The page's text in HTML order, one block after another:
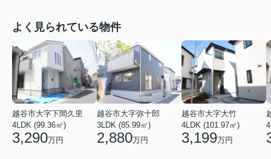
よく見られている物件
越谷市大字下間久里
4LDK (99.36㎡)
3,290万円
越谷市大字弥十郎
3LDK (85.99㎡)
2,880万円
越谷市大字大竹
4LDK (101.97㎡)
3,199万円